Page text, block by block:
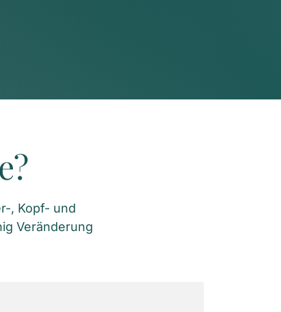
, Kopf- und
Veränderung